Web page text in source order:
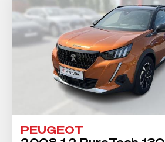
PEUGEOT